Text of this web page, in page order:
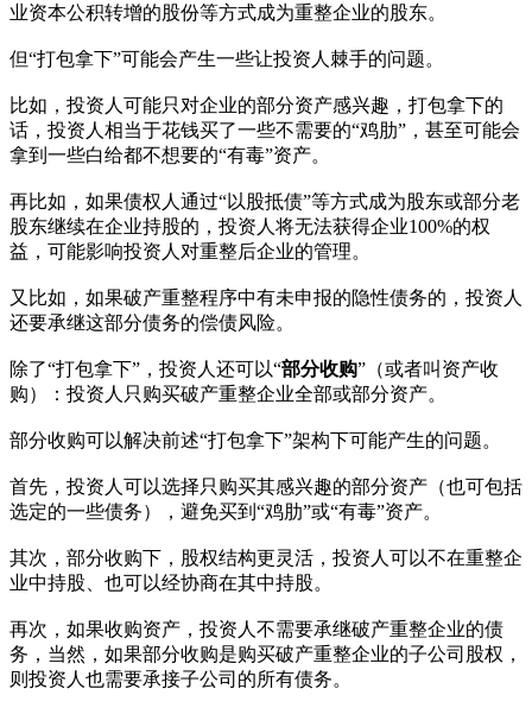
业资本公积转增的股份等方式成为重整企业的股东。
但“打包拿下”可能会产生一些让投资人棘手的问题。
比如，投资人可能只对企业的部分资产感兴趣，打包拿下的
话，投资人相当于花钱买了一些不需要的“鸡肋”，甚至可能会
拿到一些白给都不想要的“有毒”资产。
再比如，如果债权人通过“以股抵债”等方式成为股东或部分老
股东继续在企业持股的，投资人将无法获得企业100%的权
益，可能影响投资人对重整后企业的管理。
又比如，如果破产重整程序中有未申报的隐性债务的，投资人
还要承继这部分债务的偿债风险。
除了“打包拿下”，投资人还可以“部分收购”（或者叫资产收
购）：投资人只购买破产重整企业全部或部分资产。
部分收购可以解决前述“打包拿下”架构下可能产生的问题。
首先，投资人可以选择只购买其感兴趣的部分资产（也可包括
选定的一些债务），避免买到“鸡肋”或“有毒”资产。
其次，部分收购下，股权结构更灵活，投资人可以不在重整企
业中持股、也可以经协商在其中持股。
再次，如果收购资产，投资人不需要承继破产重整企业的债
务，当然，如果部分收购是购买破产重整企业的子公司股权，
则投资人也需要承接子公司的所有债务。